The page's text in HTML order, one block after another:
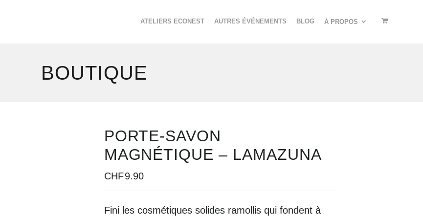
ATELIERS ECONEST AUTRES ÉVÉNEMENTS BLOG À PROPOS
BOUTIQUE
PORTE-SAVON
MAGNÉTIQUE – LAMAZUNA
CHF9.90
Fini les cosmétiques solides ramollis qui fondent à